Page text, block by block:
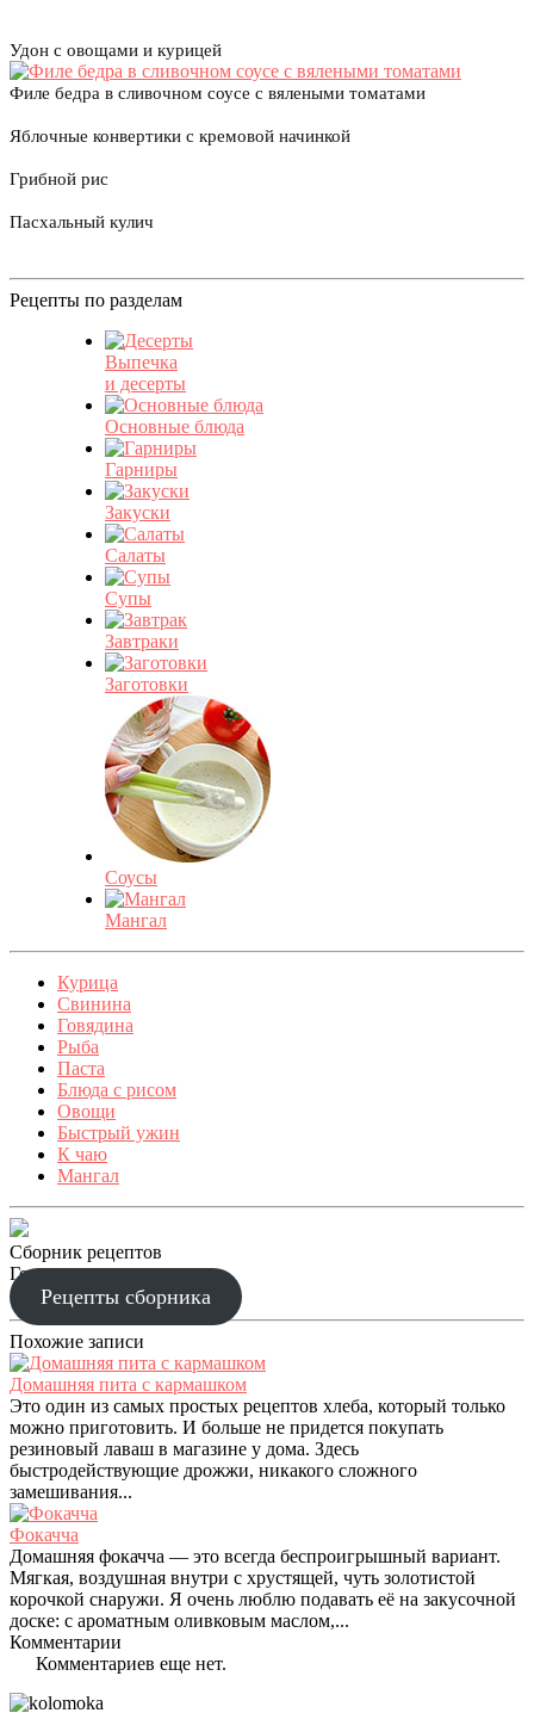
Удон с овощами и курицей
Филе бедра в сливочном соусе с вялеными томатами
Яблочные конвертики с кремовой начинкой
Грибной рис
Пасхальный кулич
Рецепты по разделам
Выпечка
и десерты
Основные блюда
Гарниры
Закуски
Салаты
Супы
Завтраки
Заготовки
Соусы
Мангал
Курица
Свинина
Говядина
Рыба
Паста
Блюда с рисом
Овощи
Быстрый ужин
К чаю
Мангал
Сборник рецептов
Готовим праздник
Рецепты сборника
Похожие записи
Домашняя пита с кармашком
Это один из самых простых рецептов хлеба, который только
можно приготовить. И больше не придется покупать
резиновый лаваш в магазине у дома. Здесь
быстродействующие дрожжи, никакого сложного
замешивания...
Фокачча
Домашняя фокачча — это всегда беспроигрышный вариант.
Мягкая, воздушная внутри с хрустящей, чуть золотистой
корочкой снаружи. Я очень люблю подавать её на закусочной
доске: с ароматным оливковым маслом,...
Комментарии
Комментариев еще нет.